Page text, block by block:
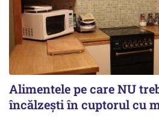
Alimentele pe care NU
încălzeşti în cuptorul cu